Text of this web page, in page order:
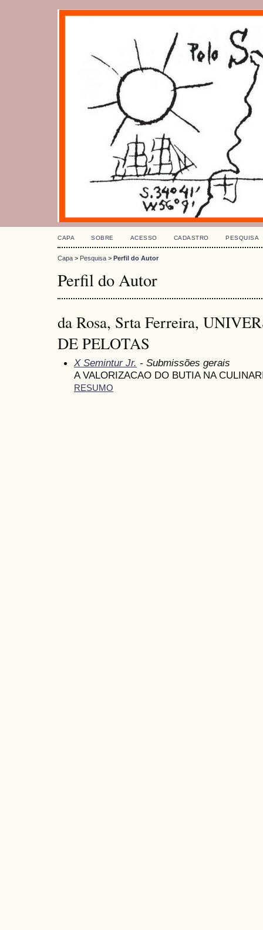
CAPA SOBRE ACESSO CADASTRO PESQUISA
Capa > Pesquisa > Perfil do Autor
Perfil do Autor
da Rosa, Srta Ferreira,
DE PELOTAS
X Semintur Jr. - Submissões gerais
A VALORIZACAO DO BUTIA NA
RESUMO